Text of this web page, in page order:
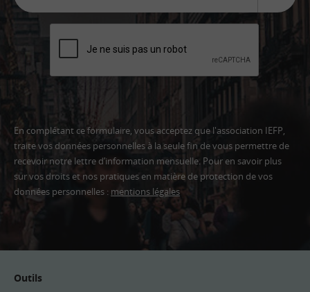
En complétant ce formulaire, vous acceptez que l'association IEFP,
traite vos données personnelles à la seule fin de vous permettre de
recevoir notre lettre d’information mensuelle. Pour en savoir plus
sur vos droits et nos pratiques en matière de protection de vos
données personnelles : mentions légales
Outils